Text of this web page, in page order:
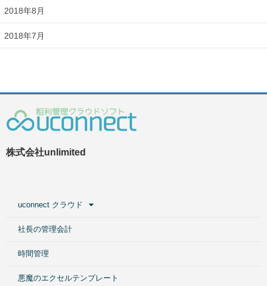
2018年8月
2018年7月
株式会社unlimited
uconnect クラウド
社長の管理会計
時間管理
悪魔のエクセルテンプレート